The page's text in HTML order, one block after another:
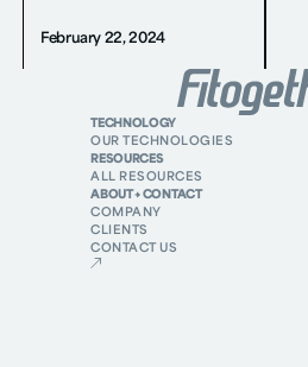
February 22, 2024
TECHNOLOGY
OUR TECHNOLOGIES
RESOURCES
ALL RESOURCES
ABOUT + CONTACT
COMPANY
CLIENTS
CONTACT US